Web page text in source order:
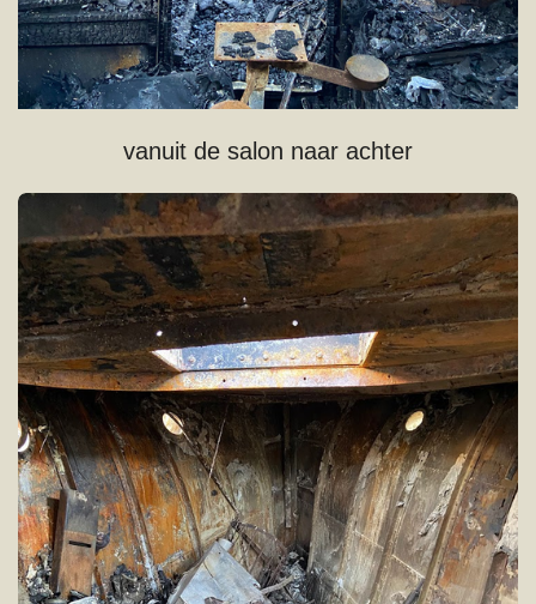
vanuit de salon naar achter